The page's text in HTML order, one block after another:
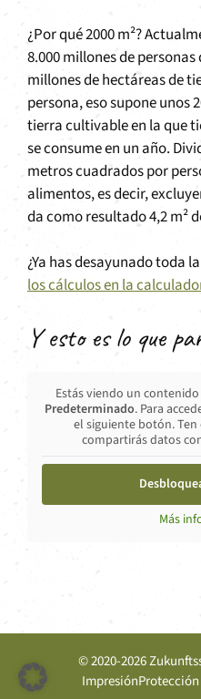
¿Por qué 2000 m²?
8.000 millones de
millones de hectáreas de
persona, eso supone unos
tierra cultivable en la que
se consume en un año.
metros cuadrados por
alimentos, es decir,
da como resultado 4,2 m²
¿Ya has desayunado toda
los cálculos en la
Y esto es lo que
Estás viendo un
Predeterminado. Para
el siguiente botón.
compartirás datos
Más
© 2020-2026
Impresión